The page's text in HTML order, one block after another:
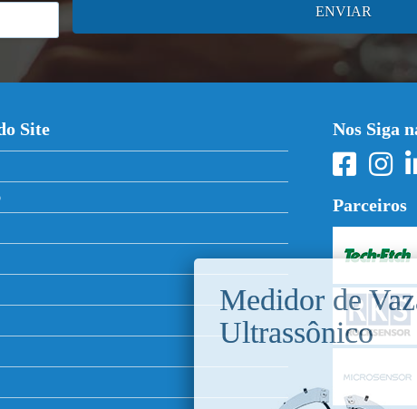
Site Nos Siga
Parceiros